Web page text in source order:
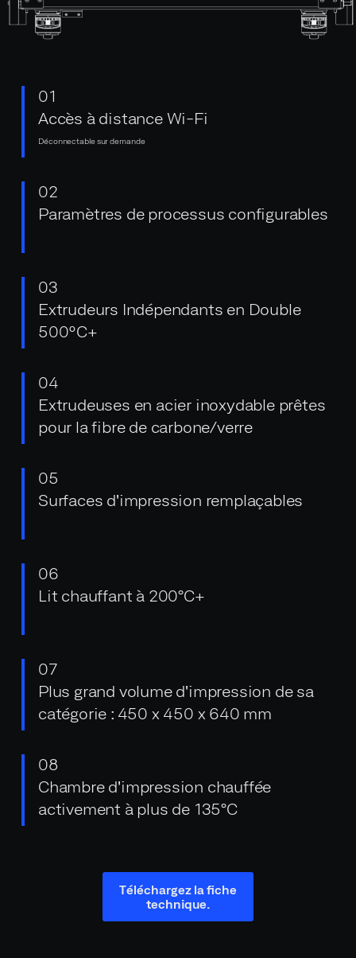
01
Accès à distance Wi-Fi
Déconnectable sur demande
02
Paramètres de processus configurables
03
Extrudeurs Indépendants en Double
500ºC+
04
Extrudeuses en acier inoxydable prêtes
pour la fibre de carbone/verre
05
Surfaces d'impression remplaçables
06
Lit chauffant à 200°C+
07
Plus grand volume d'impression de sa
catégorie : 450 x 450 x 640 mm
08
Chambre d'impression chauffée
activement à plus de 135°C
Téléchargez la fiche
technique.